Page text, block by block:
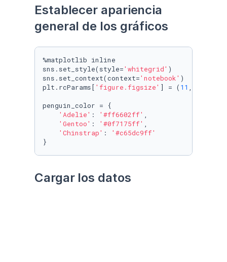
Establecer apariencia
general de los gráficos
%matplotlib inline
sns.set_style(style='whitegrid' )
sns.set_context(context='notebook' )
plt.rcParams[ 'figure.figsize' ] = ( 11 ,
penguin_color = {
'Adelie' : '#ff6602ff' ,
'Gentoo' : '#0f7175ff' ,
'Chinstrap' :
'#c65dc9ff'
}
Cargar los datos